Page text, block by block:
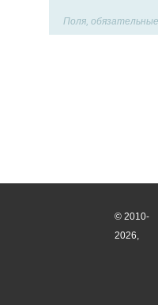
Поля,
© 2010-
2026,